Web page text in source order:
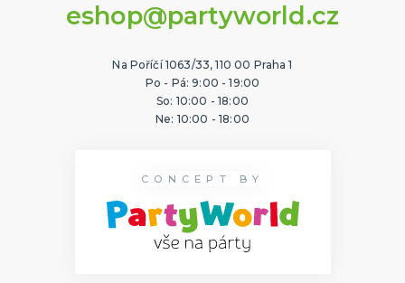
eshop@partyworld.cz
Na Poříčí 1063/33, 110 00 Praha 1
Po - Pá: 9:00 - 19:00
So: 10:00 - 18:00
Ne: 10:00 - 18:00
CONCEPT BY